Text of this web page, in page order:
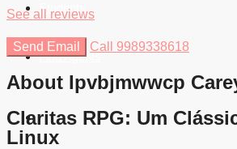
Students
Find Agents
See all reviews
Send Email Call 9989338618
About Ipvbjmwwcp
Claritas RPG: Um
Linux